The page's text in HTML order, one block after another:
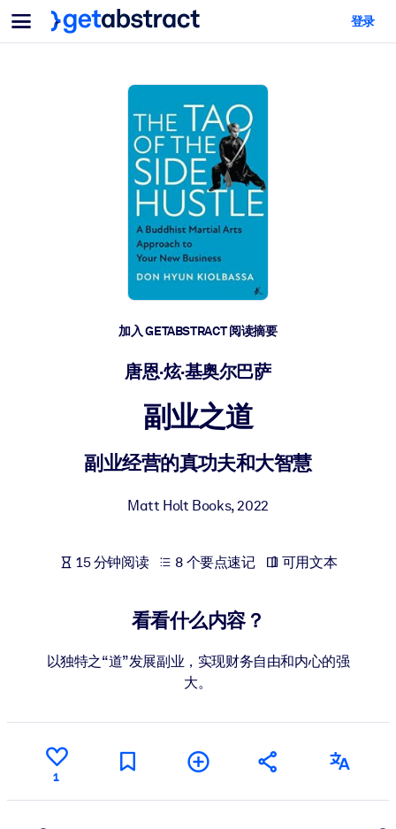
菜单
面向团队与管理者
为您的员工配备关键的人工智能技能。
帮助您的管理者为未来的工作时代做好准备。
让团队更轻松地共同学习、解决实际问题并更快采取行动。
培养您的员工应对未来挑战所需的技能。
将简短且经过验证的知识引入您的 LMS/LXP，以获得更强的学习效
利用可靠、结构化的知识为您的人工智能系统提供动力，以改善输
面向人工智能系统
登录
加入 GETABSTRACT 阅读摘要
唐恩·炫·基奥尔巴萨
副业之道
副业经营的真功夫和大智慧
Matt Holt Books,2022
15 分钟阅读 8 个要点速记 可用文本
看看什么内容？
以独特之“道”发展副业，实现财务自由和内心的强
大。
1